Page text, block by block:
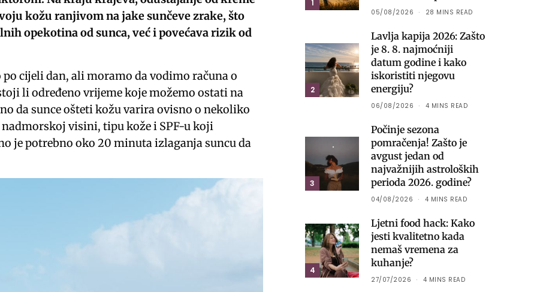
kožu ranjivom na jake sunčeve zrake, što
opekotina od sunca, već i povećava rizik od
po cijeli dan, ali moramo da vodimo računa o
li određeno vrijeme koje možemo ostati na
da sunce ošteti kožu varira ovisno o nekoliko
visini, tipu kože i SPF-u koji
je potrebno oko 20 minuta izlaganja suncu da
1
05/08/2026 28 MINS READ
2
Lavlja kapija 2026: Zašto
je 8. 8. najmoćniji
datum godine i kako
iskoristiti njegovu
energiju?
06/08/2026 4 MINS READ
3
Počinje sezona
pomračenja! Zašto je
avgust jedan od
najvažnijih astroloških
perioda 2026. godine?
04/08/2026 4 MINS READ
4
Ljetni food hack: Kako
jesti kvalitetno kada
nemaš vremena za
kuhanje?
27/07/2026 4 MINS READ